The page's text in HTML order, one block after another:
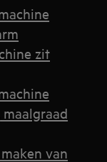
zit
van